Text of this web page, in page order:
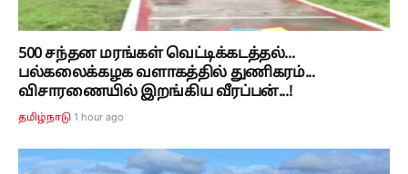
500 சந்தன மரங்கள் வெட்டிக்கடத்தல்...
பல்கலைக்கழக வளாகத்தில் துணிகரம்...
விசாரணையில் இறங்கிய வீரப்பன்...!
தமிழ்நாடு 1 hour ago